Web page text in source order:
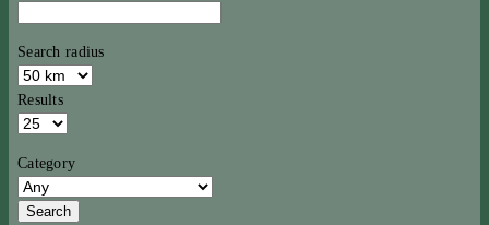
Search radius
Results
Category